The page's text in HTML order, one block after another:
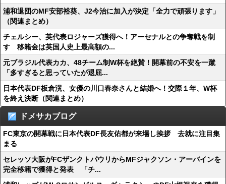
浦和退団のMF安部裕葵、J2今治に加入が決定「全力で頑張ります」
（関連まとめ）
チェルシー、英代表ロジャーズ獲得へ！アーセナルとの争奪戦を制
す 移籍金は英国人史上最高額の...
元ブラジル代表カカ、48チーム制W杯を絶賛！開幕前の不安を一蹴
「多すぎると思っていたが退屈...
日本代表DF板倉滉、女優の川口春奈さんと結婚へ！交際１年、W杯
を終え決断（関連まとめ）
ドメサカブログ
FC東京の開幕戦に日本代表DF長友佑都が来場し挨拶 去就に注目集
まる
セレッソ大阪がFCザンクトパウリからMFジャクソン・アーバインを
完全移籍で獲得と発表 「チ...